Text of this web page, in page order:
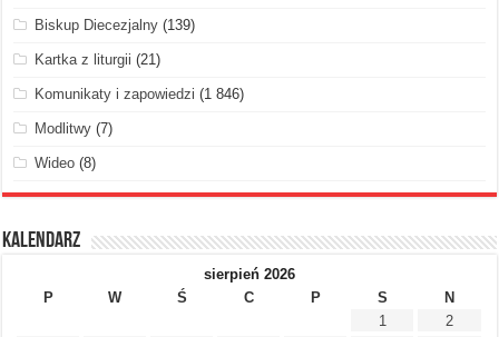
Biskup Diecezjalny (139)
Kartka z liturgii (21)
Komunikaty i zapowiedzi (1 846)
Modlitwy (7)
Wideo (8)
Kalendarz
sierpień 2026
P
W Ś C P S
N
1
2